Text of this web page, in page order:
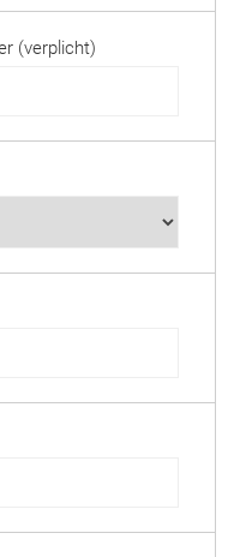
(verplicht)